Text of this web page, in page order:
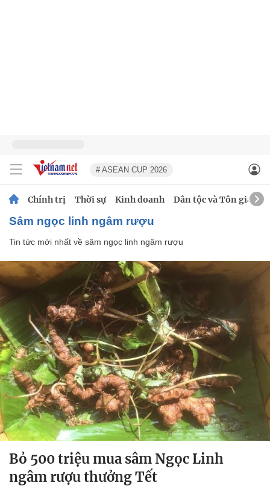
# ASEAN CUP 2026
Chính trị Thời sự Kinh doanh Dân tộc và Tôn giáo
sâm ngọc linh ngâm rượu
Tin tức mới nhất về sâm ngọc linh ngâm rượu
Bỏ 500 triệu mua sâm Ngọc Linh
ngâm rượu thưởng Tết